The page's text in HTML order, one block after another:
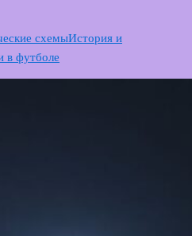
схемыИстория и
в футболе